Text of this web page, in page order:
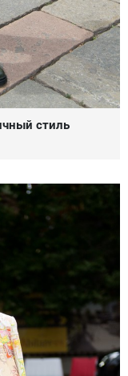
стиль